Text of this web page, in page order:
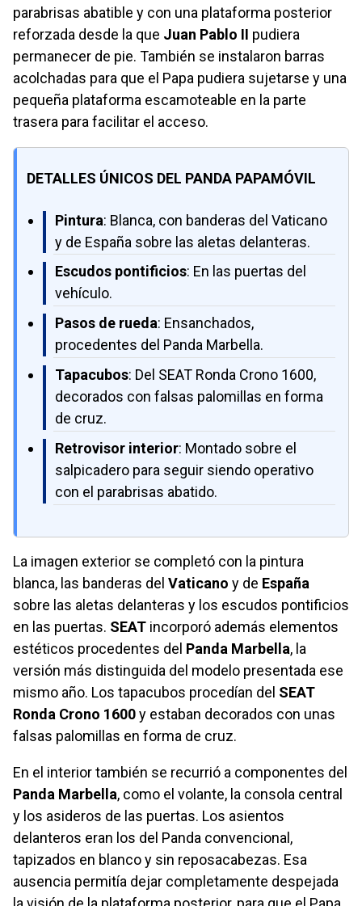
parabrisas abatible y con una plataforma posterior
reforzada desde la que Juan Pablo II pudiera
permanecer de pie. También se instalaron barras
acolchadas para que el Papa pudiera sujetarse y una
pequeña plataforma escamoteable en la parte
trasera para facilitar el acceso.
DETALLES ÚNICOS DEL PANDA PAPAMÓVIL
Pintura: Blanca, con banderas del Vaticano
y de España sobre las aletas delanteras.
Escudos pontificios: En las puertas del
vehículo.
Pasos de rueda: Ensanchados,
procedentes del Panda Marbella.
Tapacubos: Del SEAT Ronda Crono 1600,
decorados con falsas palomillas en forma
de cruz.
Retrovisor interior: Montado sobre el
salpicadero para seguir siendo operativo
con el parabrisas abatido.
La imagen exterior se completó con la pintura
blanca, las banderas del Vaticano y de España
sobre las aletas delanteras y los escudos pontificios
en las puertas. SEAT incorporó además elementos
estéticos procedentes del Panda Marbella, la
versión más distinguida del modelo presentada ese
mismo año. Los tapacubos procedían del SEAT
Ronda Crono 1600y estaban decorados con unas
falsas palomillas en forma de cruz.
En el interior también se recurrió a componentes del
Panda Marbella, como el volante, la consola central
y los asideros de las puertas. Los asientos
delanteros eran los del Panda convencional,
tapizados en blanco y sin reposacabezas. Esa
ausencia permitía dejar completamente despejada